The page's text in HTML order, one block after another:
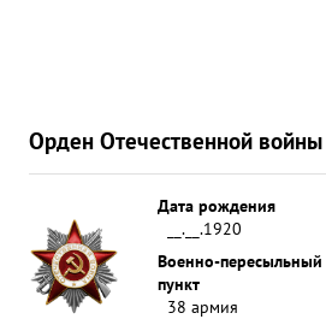
Орден Отечественной войны
Дата рождения
__.__.1920
Военно-пересыльный
пункт
38 армия